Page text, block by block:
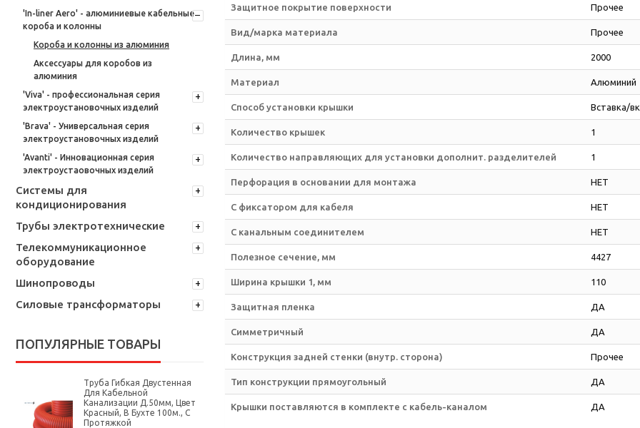
'In-liner Aero' - алюминиевые кабельные
короба и колонны
Короба и колонны из алюминия
Аксессуары для коробов из
алюминия
'Viva' - профессиональная серия
электроустановочных изделий
'Brava' - Универсальная серия
электроустановочных изделий
'Avanti' - Инновационная серия
электроустаовочных изделий
Системы для
кондиционирования
Трубы электротехнические
Телекоммуникационное
оборудование
Шинопроводы
Силовые трансформаторы
ПОПУЛЯРНЫЕ ТОВАРЫ
Труба Гибкая Двустенная
Для Кабельной
Канализации Д.50мм, Цвет
Красный, В Бухте 100м., С
Протяжкой
Защитное покрытие поверхности Прочее
Вид/марка материала Прочее
Длина, мм 2000
Материал Алюминий
Способ установки крышки Вставка/
Количество крышек 1
Количество направляющих для установки дополнит. разделителей 1
Перфорация в основании для монтажа НЕТ
С фиксатором для кабеля НЕТ
С канальным соединителем НЕТ
Полезное сечение, мм 4427
Ширина крышки 1, мм 110
Защитная пленка ДА
Симметричный ДА
Конструкция задней стенки (внутр. сторона) Прочее
Тип конструкции прямоугольный ДА
Крышки поставляются в комплекте с кабель-каналом ДА